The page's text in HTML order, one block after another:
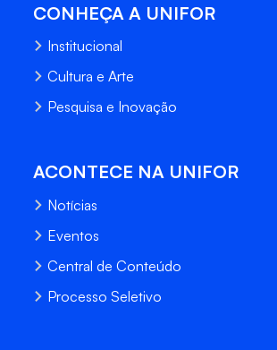
CONHEÇA A UNIFOR
Institucional
Cultura e Arte
Pesquisa e Inovação
ACONTECE NA UNIFOR
Notícias
Eventos
Central de Conteúdo
Processo Seletivo